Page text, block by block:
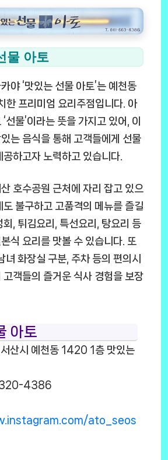
물 아토
야 ‘맛있는 선물 아토’는 예천동
프리미엄 요리주점입니다. 아
선물’이라는 뜻을 가지고 있어, 이
는 음식을 통해 고객들에게 선물
하고자 노력하고 있습니다.
호수공원 근처에 자리 잡고 있으
도 불구하고 고품격의 메뉴를 즐길
회, 튀김요리, 특선요리, 탕요리 등
식 요리를 맛볼 수 있습니다. 또
녀 화장실 구분, 주차 등의 편의시
고객들의 즐거운 식사 경험을 보장
아토
산시 예천동 1420 1층 맛있는
4386
ato_seos